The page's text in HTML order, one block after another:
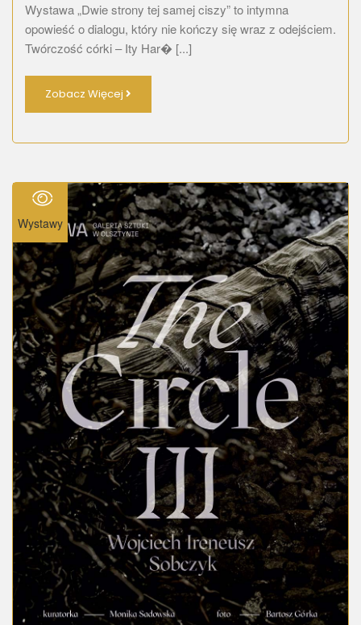
Wystawa „Dwie strony tej samej ciszy” to intymna
opowieść o dialogu, który nie kończy się wraz z odejściem.
Twórczość córki – Ity Har� [...]
Zobacz Więcej
Wystawy